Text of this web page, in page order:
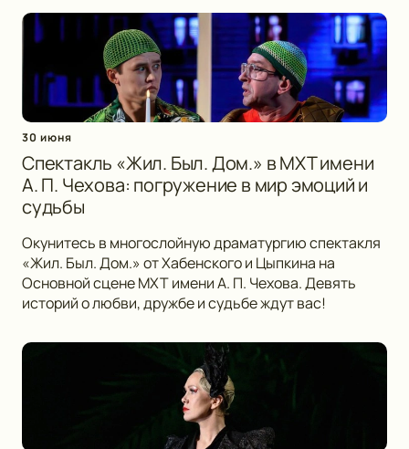
30 июня
Спектакль «Жил. Был. Дом.» в МХТ имени
А. П. Чехова: погружение в мир эмоций и
судьбы
Окунитесь в многослойную драматургию спектакля
«Жил. Был. Дом.» от Хабенского и Цыпкина на
Основной сцене МХТ имени А. П. Чехова. Девять
историй о любви, дружбе и судьбе ждут вас!